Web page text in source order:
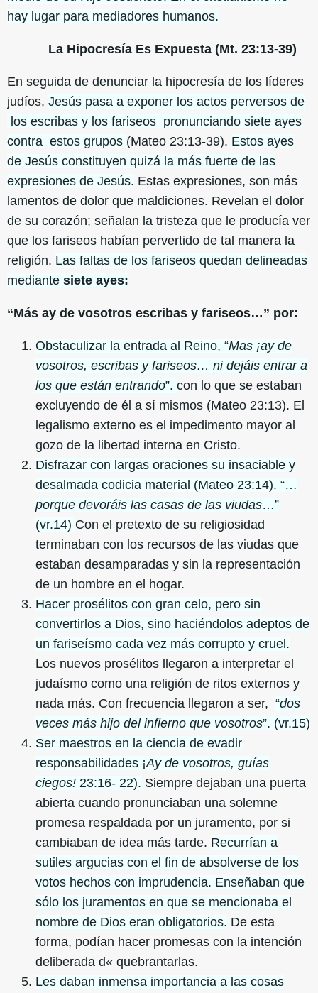
hay lugar para mediadores humanos.
La Hipocresía Es Expuesta (Mt. 23:13-39)
En seguida de denunciar la hipocresía de los líderes
judíos, Jesús pasa a exponer los actos perversos de
los escribas y los fariseos pronunciando siete ayes
contra estos grupos (Mateo 23:13-39). Estos ayes
de Jesús constituyen quizá la más fuerte de las
expresiones de Jesús. Estas expresiones, son más
lamentos de dolor que maldiciones. Revelan el dolor
de su corazón; señalan la tristeza que le producía ver
que los fariseos habían pervertido de tal manera la
religión. Las faltas de los fariseos quedan delineadas
mediante siete ayes:
“Más ay de vosotros escribas y fariseos…” por:
Obstaculizar la entrada al Reino, “Mas ¡ay de
vosotros, escribas y fariseos… ni dejáis entrar a
los que están entrando”. con lo que se estaban
excluyendo de él a sí mismos (Mateo 23:13). El
legalismo externo es el impedimento mayor al
gozo de la libertad interna en Cristo.
Disfrazar con largas oraciones su insaciable y
desalmada codicia material (Mateo 23:14). “…
porque devoráis las casas de las viudas…”
(vr.14) Con el pretexto de su religiosidad
terminaban con los recursos de las viudas que
estaban desamparadas y sin la representación
de un hombre en el hogar.
Hacer prosélitos con gran celo, pero sin
convertirlos a Dios, sino haciéndolos adeptos de
un fariseísmo cada vez más corrupto y cruel.
Los nuevos prosélitos llegaron a interpretar el
judaísmo como una religión de ritos externos y
nada más. Con frecuencia llegaron a ser, “dos
veces más hijo del infierno que vosotros”. (vr.15)
Ser maestros en la ciencia de evadir
responsabilidades ¡Ay de vosotros, guías
ciegos! 23:16- 22). Siempre dejaban una puerta
abierta cuando pronunciaban una solemne
promesa respaldada por un juramento, por si
cambiaban de idea más tarde. Recurrían a
sutiles argucias con el fin de absolverse de los
votos hechos con imprudencia. Enseñaban que
sólo los juramentos en que se mencionaba el
nombre de Dios eran obligatorios. De esta
forma, podían hacer promesas con la intención
deliberada d« quebrantarlas.
Les daban inmensa importancia a las cosas